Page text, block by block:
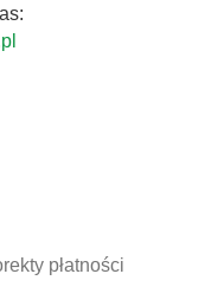
płatności